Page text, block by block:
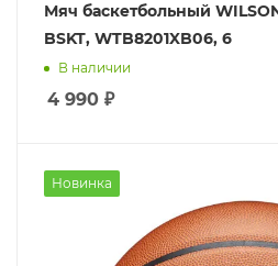
Мяч баскетбольный
BSKT, WTB8201XB06, 6
В наличии
4 990 ₽
Новинка